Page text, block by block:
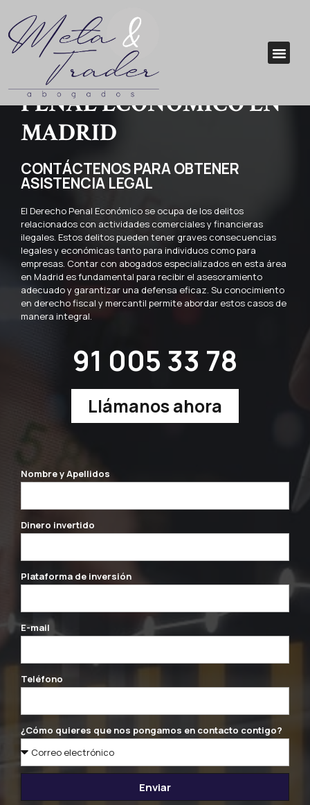
ABOGADOS DERECHO
PENAL ECONÓMICO EN
MADRID
CONTÁCTENOS PARA OBTENER
ASISTENCIA LEGAL
El Derecho Penal Económico se ocupa de los delitos
relacionados con actividades comerciales y financieras
ilegales. Estos delitos pueden tener graves consecuencias
legales y económicas tanto para individuos como para
empresas. Contar con abogados especializados en esta área
en Madrid es fundamental para recibir el asesoramiento
adecuado y garantizar una defensa eficaz. Su conocimiento
en derecho fiscal y mercantil permite abordar estos casos de
manera integral.
91 005 33 78
Llámanos ahora
Nombre y Apellidos
Dinero invertido
Plataforma de inversión
E-mail
Teléfono
¿Cómo quieres que nos pongamos en contacto contigo?
Enviar